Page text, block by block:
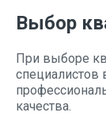
Выбор
При выборе
специалистов
качества.